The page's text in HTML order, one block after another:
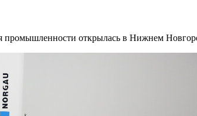
промышленности открылась в Нижнем